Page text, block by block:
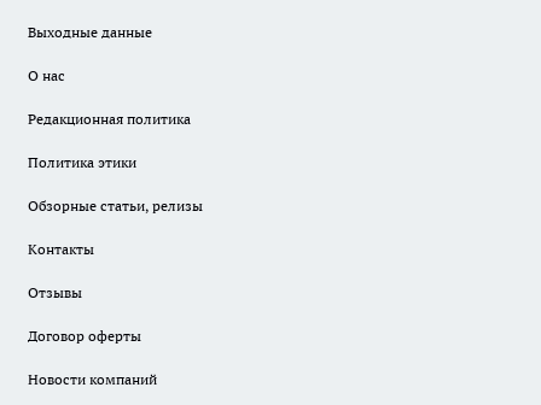
Выходные данные
О нас
Редакционная политика
Политика этики
Обзорные статьи, релизы
Контакты
Отзывы
Договор оферты
Новости компаний